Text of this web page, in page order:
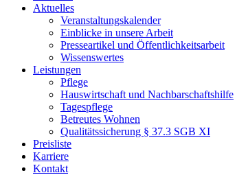
Aktuelles
Veranstaltungskalender
Einblicke in unsere Arbeit
Presseartikel und Öffentlichkeitsarbeit
Wissenswertes
Leistungen
Pflege
Hauswirtschaft und Nachbarschaftshilfe
Tagespflege
Betreutes Wohnen
Qualitätssicherung § 37.3 SGB XI
Preisliste
Karriere
Kontakt